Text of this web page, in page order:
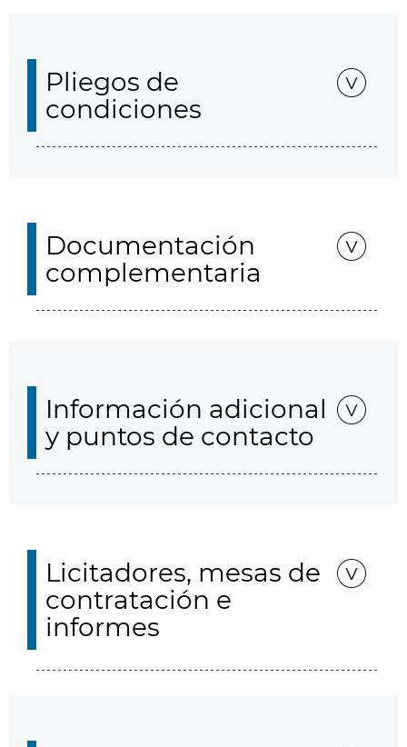
Pliegos de
condiciones
Documentación
complementaria
Información adicional
y puntos de contacto
Licitadores, mesas de
contratación e
informes